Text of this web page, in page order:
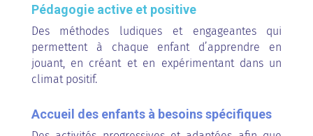
Pédagogie active et positive
Des méthodes ludiques et engageantes qui
permettent à chaque enfant d’apprendre en
jouant, en créant et en expérimentant dans un
climat positif.
Accueil des enfants à besoins spécifiques